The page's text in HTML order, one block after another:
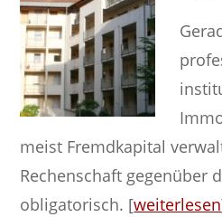
meist Fremdkapital
Rechenschaft gegenüber
obligatorisch. [weiterlesen